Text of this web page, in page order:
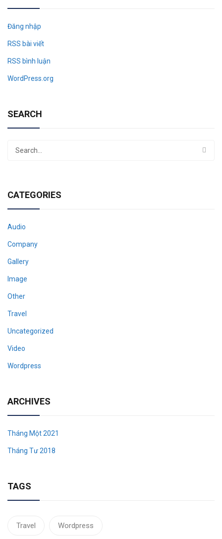
Đăng nhập
RSS bài viết
RSS bình luận
WordPress.org
SEARCH
CATEGORIES
Audio
Company
Gallery
Image
Other
Travel
Uncategorized
Video
Wordpress
ARCHIVES
Tháng Một 2021
Tháng Tư 2018
TAGS
Travel Wordpress